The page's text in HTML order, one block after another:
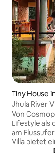
Tiny House
m
Jhula River
am Fluss
Von
Lifestyle als
am
Villa bietet
dem